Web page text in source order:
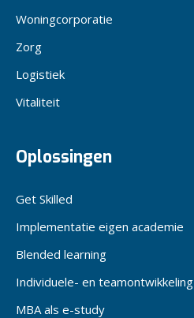
Woningcorporatie
Zorg
Logistiek
Vitaliteit
Oplossingen
Get Skilled
Implementatie eigen academie
Blended learning
Individuele- en teamontwikkeling
MBA als e-study